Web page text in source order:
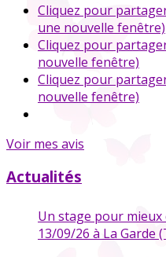
Cliquez pour
une nouvelle fenêtre)
Cliquez pour
nouvelle fenêtre)
Cliquez pour
nouvelle fenêtre)
Voir mes avis
Actualités
Un stage pour mieux
13/09/26 à La Garde